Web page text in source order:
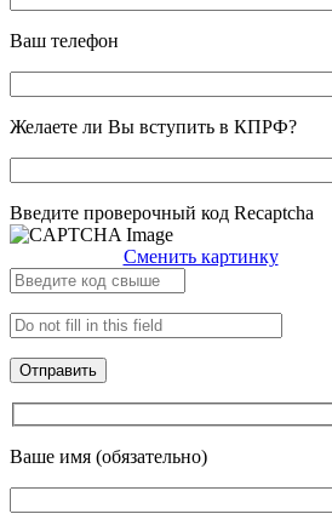
Ваш телефон
Желаете ли Вы вступить в КПРФ?
Введите проверочный код Recaptcha
Сменить картинку
Ваше имя (обязательно)